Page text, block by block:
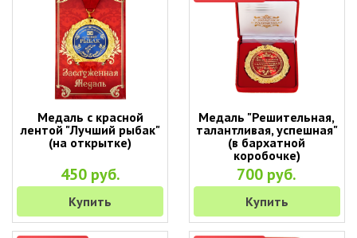
Медаль с красной
лентой "Лучший рыбак"
(на открытке)
450 руб.
Купить
Медаль "Решительная,
талантливая, успешная"
(в бархатной
коробочке)
700 руб.
Купить